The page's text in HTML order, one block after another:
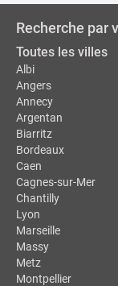
Recherche par
Toutes les villes
Albi
Angers
Annecy
Argentan
Biarritz
Bordeaux
Caen
Cagnes-sur-Mer
Chantilly
Lyon
Marseille
Massy
Metz
Montpellier